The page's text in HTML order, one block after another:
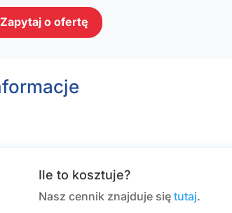
Zapytaj o ofertę
Ile to kosztuje?
Nasz cennik znajduje siętutaj.